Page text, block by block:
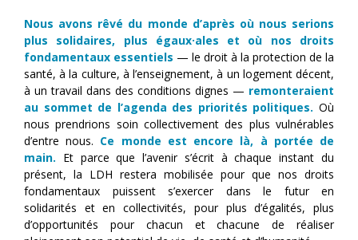
Nous avons rêvé du monde d’après où nous serions
plus solidaires, plus égaux·ales et où nos droits
fondamentaux essentiels — le droit à la protection de la
santé, à la culture, à l’enseignement, à un logement décent,
à un travail dans des conditions dignes — remonteraient
au sommet de l’agenda des priorités politiques. Où
nous prendrions soin collectivement des plus vulnérables
d’entre nous. Ce monde est encore là, à portée de
main. Et parce que l’avenir s’écrit à chaque instant du
présent, la LDH restera mobilisée pour que nos droits
fondamentaux puissent s’exercer dans le futur en
solidarités et en collectivités, pour plus d’égalités, plus
d’opportunités pour chacun et chacune de réaliser